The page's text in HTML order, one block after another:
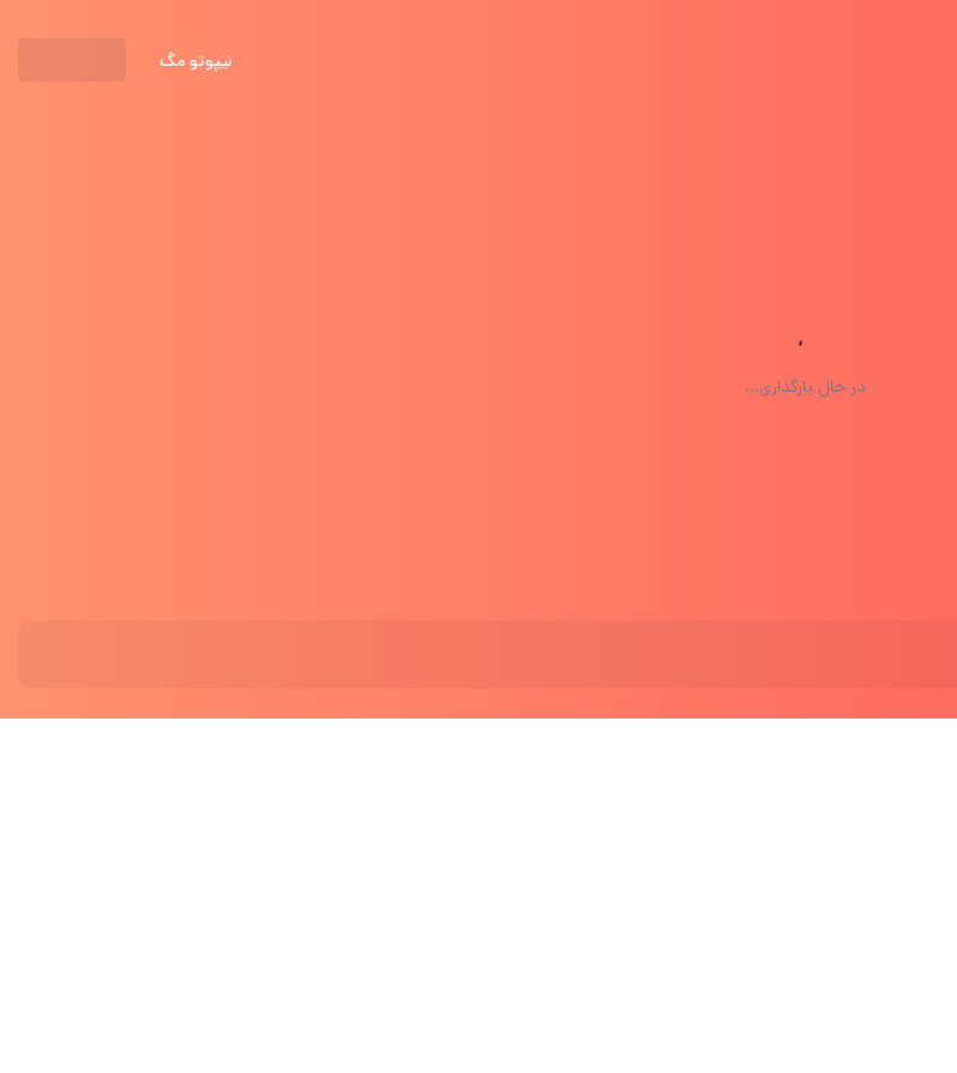
نیپوتو مگ
در حال بارگذاری...